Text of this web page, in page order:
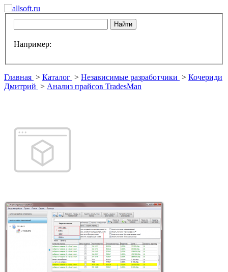
Например:
Главная > Каталог > Независимые разработчики > Кочериди
Дмитрий > Анализ прайсов TradesMan